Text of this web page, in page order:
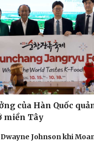
của Hàn Quốc
miền Tây
Johnson khi